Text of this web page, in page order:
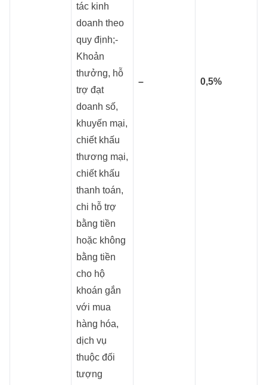
tác kinh
doanh theo
quy định;-
Khoản
thưởng, hỗ
trợ đạt
doanh số,
khuyến mại,
chiết khấu
thương mại,
chiết khấu
thanh toán,
chi hỗ trợ
bằng tiền
hoặc không
bằng tiền
cho hộ
khoán gắn
với mua
hàng hóa,
dịch vụ
thuộc đối
tượng
– 0,5%